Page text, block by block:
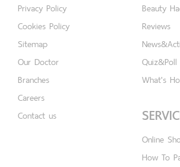
Privacy Policy
Cookies Policy
Sitemap
Our Doctor
Branches
Careers
Contact us
Beauty
Reviews
Quiz&Poll
What's
Online
How To